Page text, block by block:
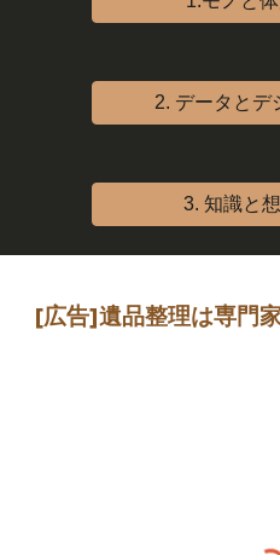
2. データとデ
3. 知識と
[広告]遺品整理は専門